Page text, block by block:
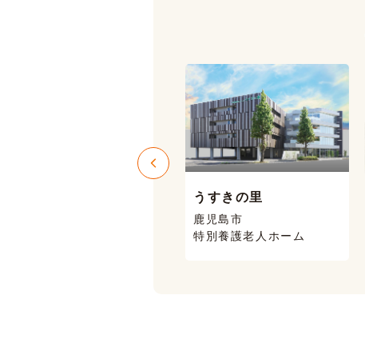
うすきの里
鹿児島市
特別養護老人ホーム